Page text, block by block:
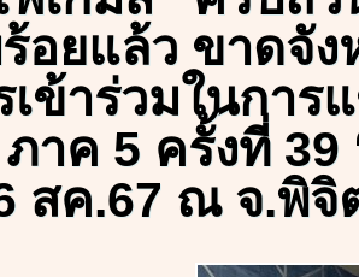
ร้อยแล้ว ขาดจั
เข้าร่วมในกา
าค 5 ครั้งที่ 39
สค.67 ณ จ.พิจิ